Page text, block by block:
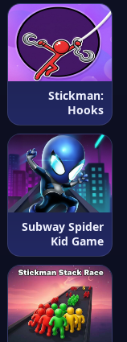
Stickman:
Hooks
Subway Spider
Kid Game